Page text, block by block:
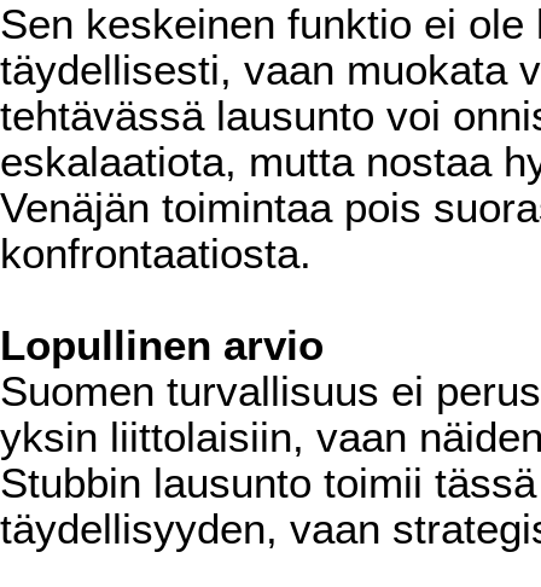
Sen keskeinen funktio ei
täydellisesti, vaan muokata
tehtävässä lausunto voi
eskalaatiota, mutta nostaa
Venäjän toimintaa pois
konfrontaatiosta.
Lopullinen arvio
Suomen turvallisuus ei
yksin liittolaisiin, vaan
Stubbin lausunto toimii
täydellisyyden, vaan